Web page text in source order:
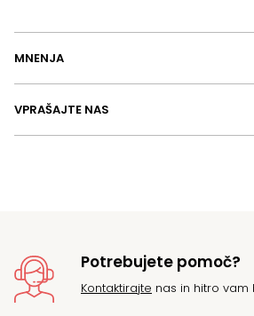
MNENJA
VPRAŠAJTE NAS
Potrebujete pomoč?
Kontaktirajte nas in hitro